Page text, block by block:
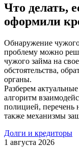
Что делать,
оформили
Обнаружение
проблему можно
чужого займа на
обстоятельства,
органы.
Разберем
алгоритм
полицией, перечень
также механизмы
Долги и кредиторы
1 августа 2026